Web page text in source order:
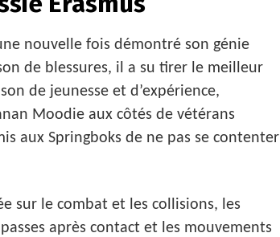
nouvelle fois démontré son génie
de blessures, il a su tirer le meilleur
de jeunesse et d’expérience,
Moodie aux côtés de vétérans
aux Springboks de ne pas se contenter
sur le combat et les collisions, les
après contact et les mouvements